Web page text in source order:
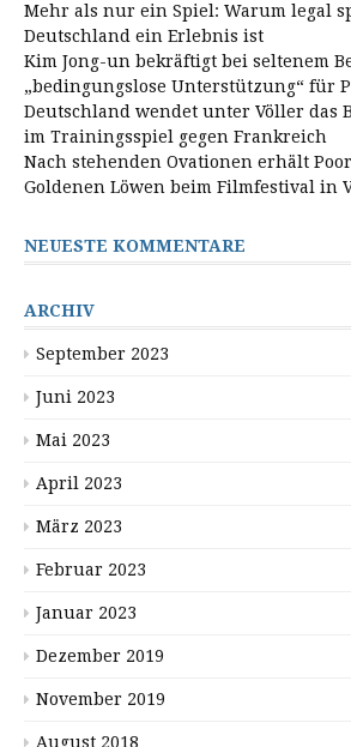
Mehr als nur ein Spiel: Warum legal
Deutschland ein Erlebnis ist
Kim Jong-un bekräftigt bei seltenem
„bedingungslose Unterstützung“ für
Deutschland wendet unter Völler das
im Trainingsspiel gegen Frankreich
Nach stehenden Ovationen erhält
Goldenen Löwen beim Filmfestival in
NEUESTE KOMMENTARE
ARCHIV
September 2023
Juni 2023
Mai 2023
April 2023
März 2023
Februar 2023
Januar 2023
Dezember 2019
November 2019
August 2018